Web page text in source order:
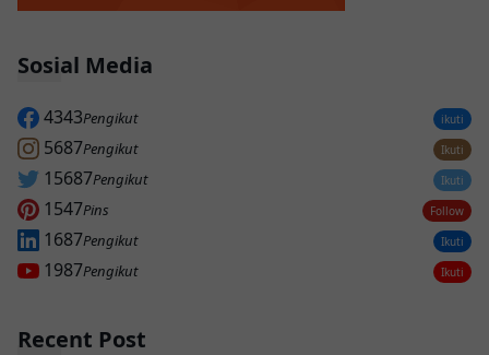
Sosial Media
4343Pengikut ikuti
5687Pengikut Ikuti
15687Pengikut Ikuti
1547Pins Follow
1687Pengikut Ikuti
1987Pengikut Ikuti
Recent Post